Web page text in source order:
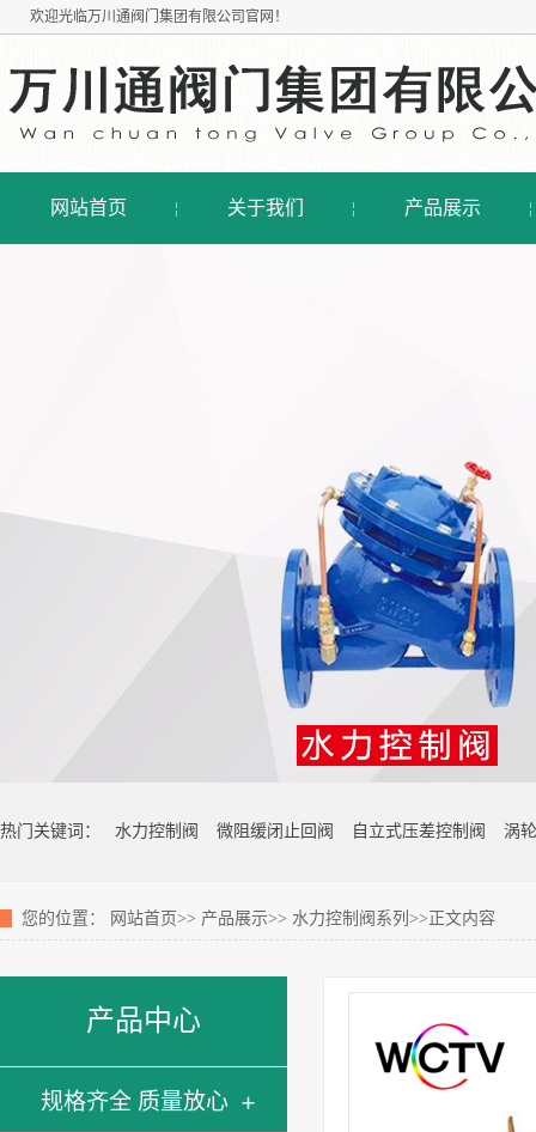
欢迎光临万川通阀门集团有限公司 官网！
网站首页 关于我们 产品展示
热门关键词： 水力控制阀 微阻缓闭止回阀 自立式压差控制阀 涡
您的位置： 网站首页>> 产品展示>> 水力控制阀系列 >>正文内容
产品中心
规格齐全 质量放心